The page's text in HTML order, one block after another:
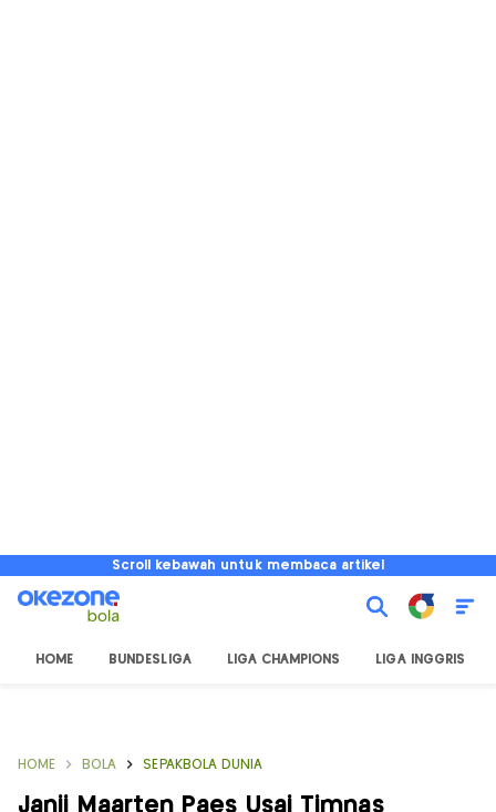
Scroll kebawah untuk membaca artikel
HOME BUNDESLIGA LIGA CHAMPIONS LIGA INGGRIS
HOME BOLA SEPAKBOLA DUNIA
Janji Maarten Paes Usai Timnas